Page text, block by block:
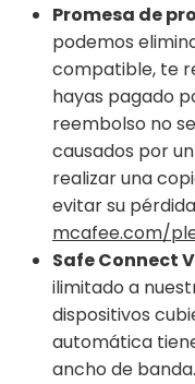
Promesa de
podemos
compatible, te
hayas pagado
reembolso no
causados por
realizar una
evitar su
mcafee.com/
Safe Connect
ilimitado a
dispositivos
automática
ancho de banda.